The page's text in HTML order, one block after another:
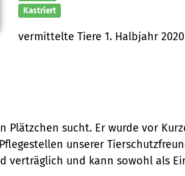
Kastriert
vermittelte Tiere 1. Halbjahr 2020
sucht. Er wurde vor
unserer
verträglich und kann sowohl als